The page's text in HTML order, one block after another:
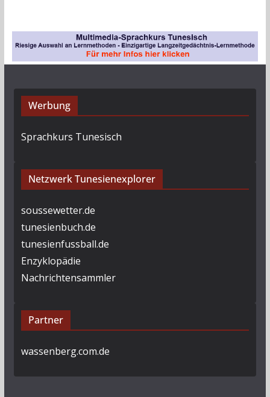
Werbung
Sprachkurs Tunesisch
Netzwerk Tunesienexplorer
soussewetter.de
tunesienbuch.de
tunesienfussball.de
Enzyklopädie
Nachrichtensammler
Partner
wassenberg.com.de